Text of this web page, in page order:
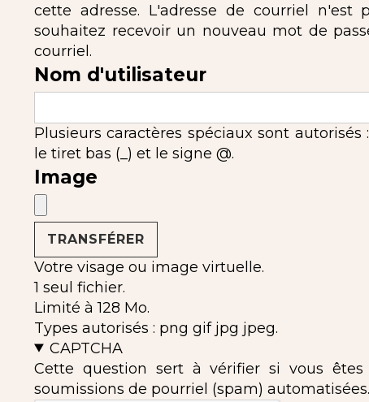
cette adresse. L'adresse de courriel
souhaitez recevoir un nouveau mot de
courriel.
Nom d'utilisateur
Plusieurs caractères spéciaux sont
le tiret bas (_) et le signe @.
Image
Votre visage ou image virtuelle.
1 seul fichier.
Limité à 128 Mo.
Types autorisés : png gif jpg jpeg.
CAPTCHA
Cette question sert à vérifier si vous
soumissions de pourriel (spam) automatisées.